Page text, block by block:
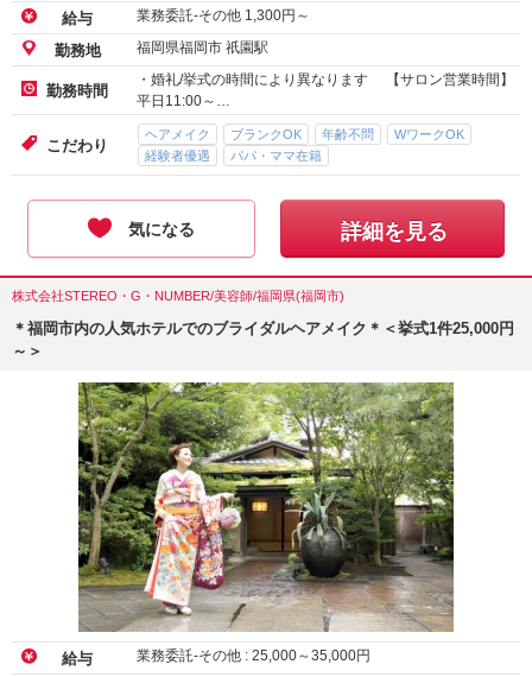
給与 業務委託-その他 1,300円～
勤務地 福岡県福岡市 祇園駅
勤務時間
・婚礼/挙式の時間により異なります 【サロン営業時間】
平日11:00～…
こだわり
ヘアメイク ブランクOK 年齢不問
WワークOK
経験者優遇
パパ・ママ在籍
気になる 詳細を見る
株式会社STEREO・G・NUMBER/美容師/福岡県(福岡市)
＊福岡市内の人気ホテルでのブライダルヘアメイク＊＜挙式1件25,000円
～＞
給与 業務委託-その他 : 25,000～35,000円